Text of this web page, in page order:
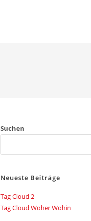
Suchen
Neueste Beiträge
Tag Cloud 2
Tag Cloud Woher Wohin